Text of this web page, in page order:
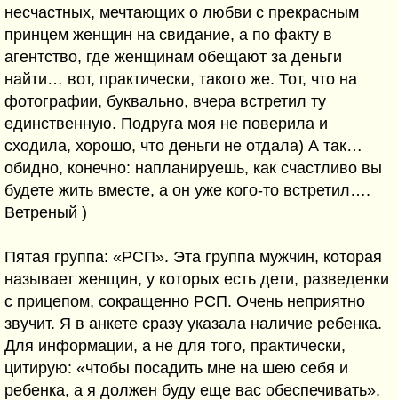
несчастных, мечтающих о любви с прекрасным
принцем женщин на свидание, а по факту в
агентство, где женщинам обещают за деньги
найти… вот, практически, такого же. Тот, что на
фотографии, буквально, вчера встретил ту
единственную. Подруга моя не поверила и
сходила, хорошо, что деньги не отдала) А так…
обидно, конечно: напланируешь, как счастливо вы
будете жить вместе, а он уже кого-то встретил….
Ветреный )
Пятая группа: «РСП». Эта группа мужчин, которая
называет женщин, у которых есть дети, разведенки
с прицепом, сокращенно РСП. Очень неприятно
звучит. Я в анкете сразу указала наличие ребенка.
Для информации, а не для того, практически,
цитирую: «чтобы посадить мне на шею себя и
ребенка, а я должен буду еще вас обеспечивать»,